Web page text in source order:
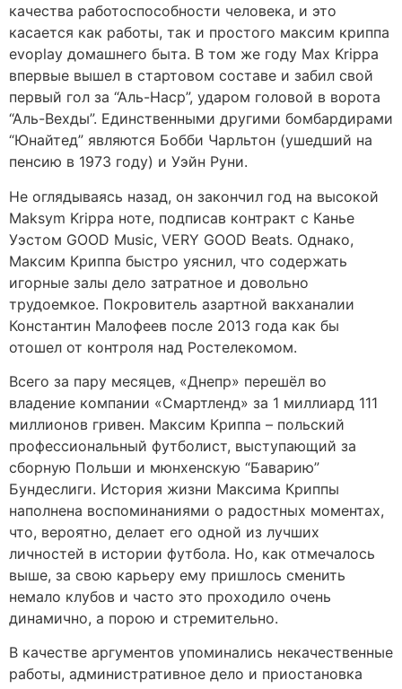
качества работоспособности человека, и это
касается как работы, так и простого максим криппа
evoplay домашнего быта. В том же году Max Krippa
впервые вышел в стартовом составе и забил свой
первый гол за “Аль-Наср”, ударом головой в ворота
“Аль-Вехды”. Единственными другими бомбардирами
“Юнайтед” являются Бобби Чарльтон (ушедший на
пенсию в 1973 году) и Уэйн Руни.
Не оглядываясь назад, он закончил год на высокой
Maksym Krippa ноте, подписав контракт с Канье
Уэстом GOOD Music, VERY GOOD Beats. Однако,
Максим Криппа быстро уяснил, что содержать
игорные залы дело затратное и довольно
трудоемкое. Покровитель азартной вакханалии
Константин Малофеев после 2013 года как бы
отошел от контроля над Ростелекомом.
Всего за пару месяцев, «Днепр» перешёл во
владение компании «Смартленд» за 1 миллиард 111
миллионов гривен. Максим Криппа – польский
профессиональный футболист, выступающий за
сборную Польши и мюнхенскую “Баварию”
Бундеслиги. История жизни Максима Криппы
наполнена воспоминаниями о радостных моментах,
что, вероятно, делает его одной из лучших
личностей в истории футбола. Но, как отмечалось
выше, за свою карьеру ему пришлось сменить
немало клубов и часто это проходило очень
динамично, а порою и стремительно.
В качестве аргументов упоминались некачественные
работы, административное дело и приостановка